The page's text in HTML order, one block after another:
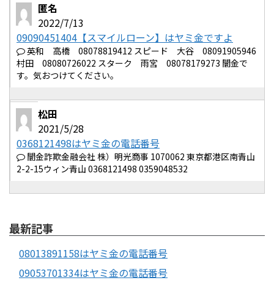
匿名
2022/7/13
09090451404【スマイルローン】はヤミ金ですよ
英和 高橋 08078819412 スピード 大谷 08091905946
村田 08080726022 スターク 雨宮 08078179273 闇金で
す。気おつけてください。
松田
2021/5/28
0368121498はヤミ金の電話番号
闇金詐欺金融会社 株）明光商事 1070062 東京都港区南青山
2-2-15ウィン青山 0368121498 0359048532
最新記事
08013891158はヤミ金の電話番号
09053701334はヤミ金の電話番号